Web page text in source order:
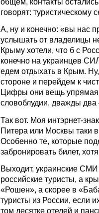
говорят: туристическому
А, ну и конечно: «вы нас
услышать от владелицы
Крыму хотели, что б с
конечно на украинцев
едем отдыхать в Крым.
стороне и перейдем к
Цифры они вещь
словоблудии, дважды два
Так вот. Моя интэрнет-
Питера или Москвы таки
Особенно те, которые
забронировать билет,
Выходит, украинские
российские туристы, а
«Рошен», а скорее в
туристы из России, если
том десятке отелей и